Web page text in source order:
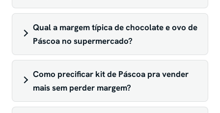
Qual a margem típica de chocolate e ovo de
Páscoa no supermercado?
Como precificar kit de Páscoa pra vender
mais sem perder margem?